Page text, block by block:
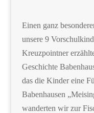
Einen ganz
unsere 9
Kreuzpointner
Geschichte
das die Kinder eine
Babenhausen
wanderten wir zur